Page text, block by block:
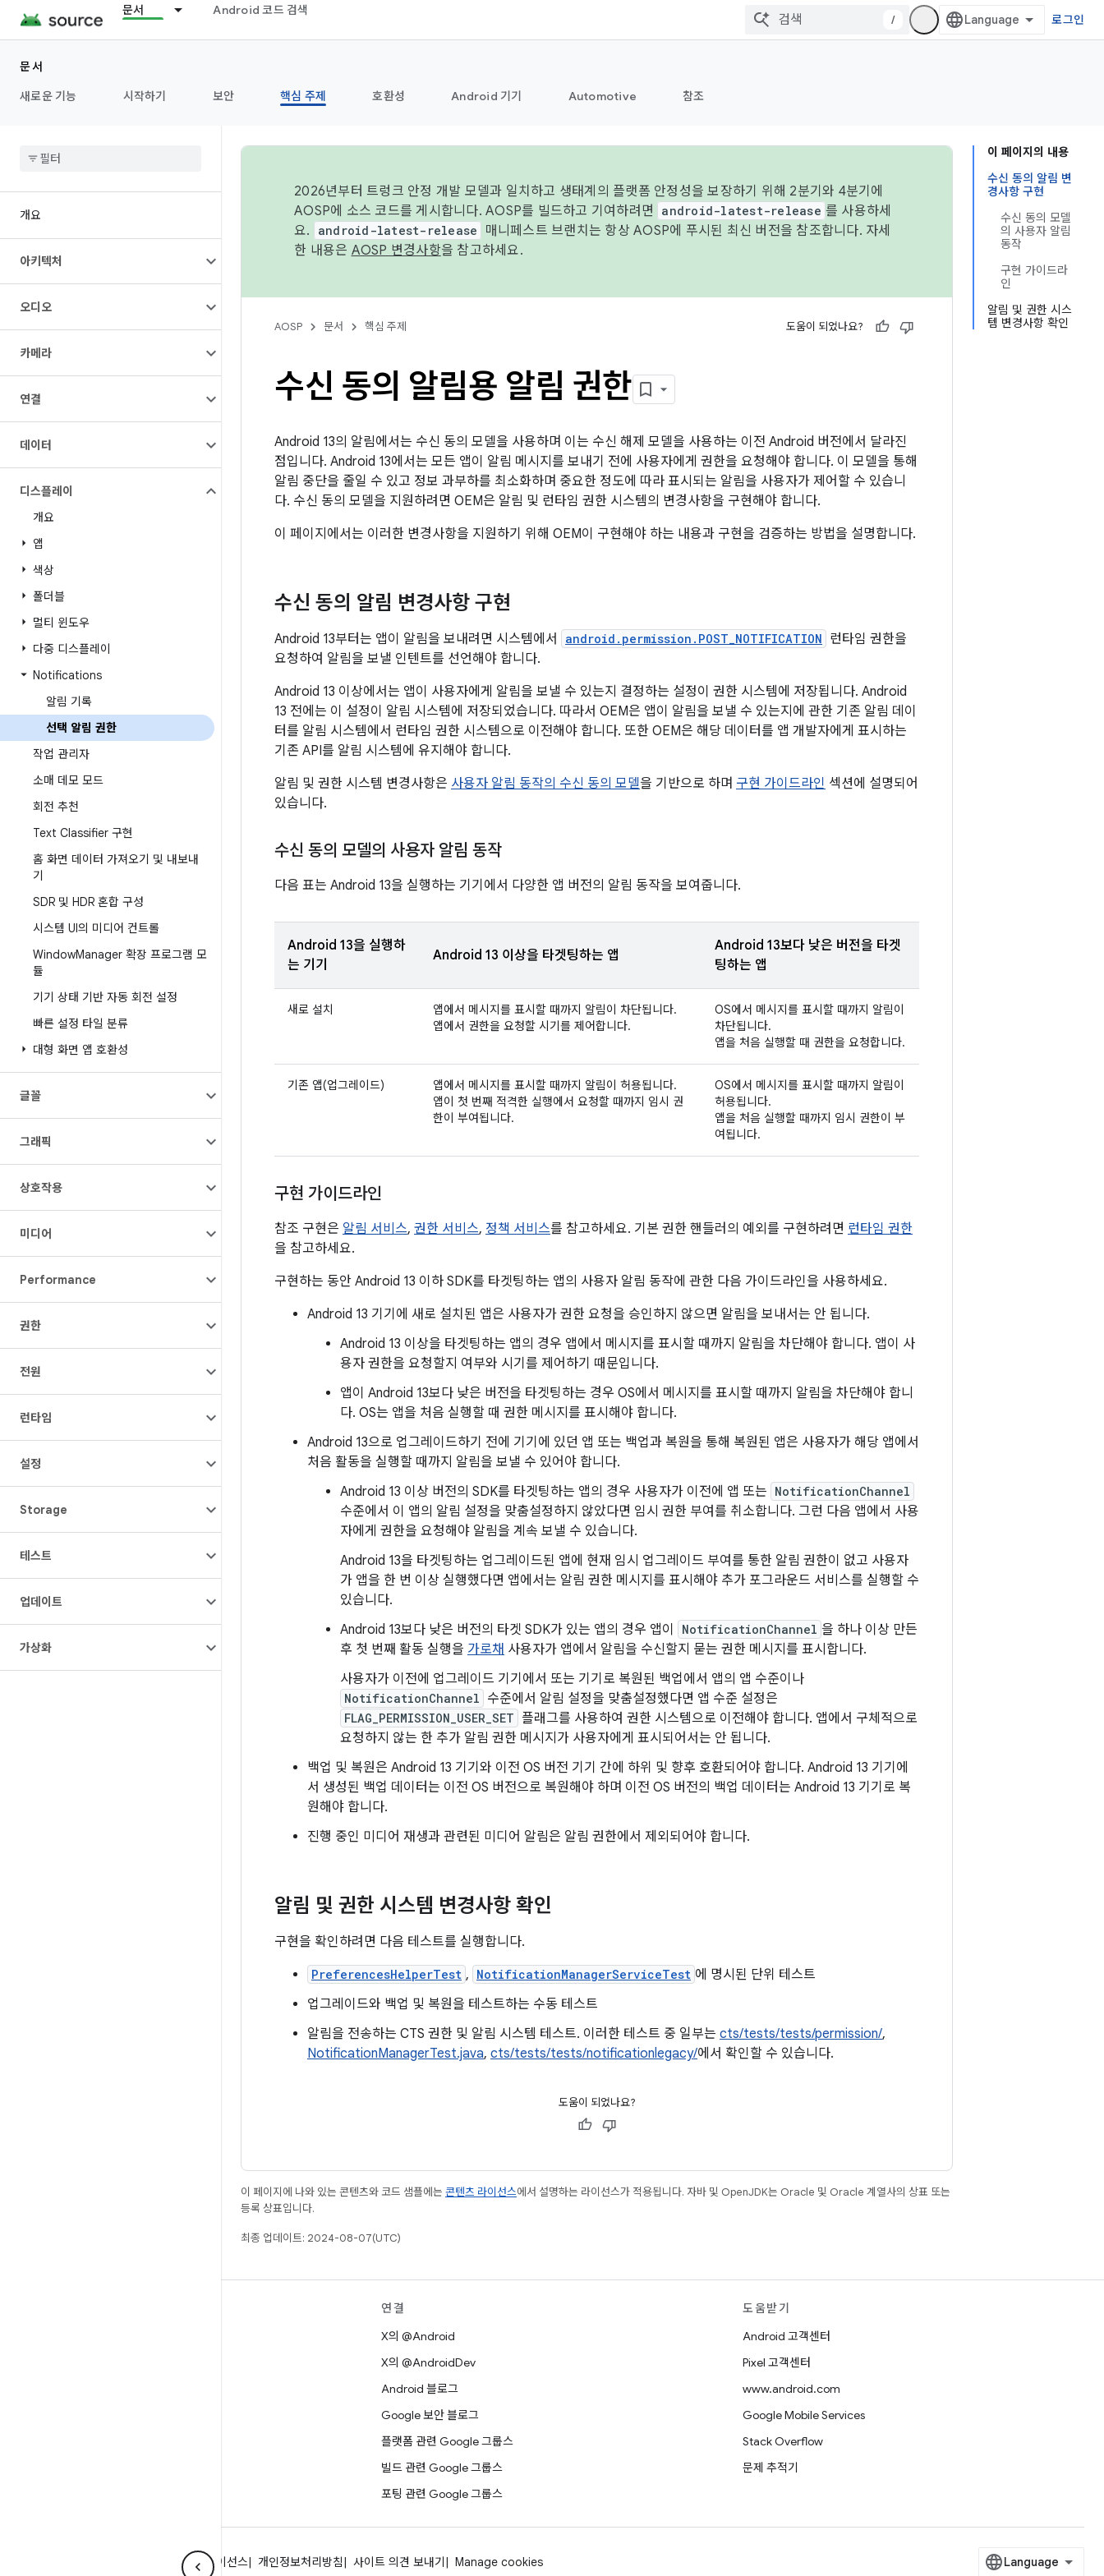
문서 Android 코드 검색
/ 로그인
문서
새로운 기능
시작하기 보안 핵심 주제 호환성 Android 기기 Automotive 참조
개요
아키텍처
오디오
카메라
연결
데이터
디스플레이
개요
앱
색상
폴더블
멀티 윈도우
다중 디스플레이
Notifications
알림 기록
선택 알림 권한
작업 관리자
소매 데모 모드
회전 추천
Text Classifier 구현
홈 화면 데이터 가져오기 및 내보내
기
SDR 및 HDR 혼합 구성
시스템 UI의 미디어 컨트롤
WindowManager 확장 프로그램 모
듈
기기 상태 기반 자동 회전 설정
빠른 설정 타일 분류
대형 화면 앱 호환성
글꼴
그래픽
상호작용
미디어
Performance
권한
전원
런타임
설정
Storage
테스트
업데이트
가상화
이 페이지의 내용
수신 동의 알림 변
경사항 구현
수신 동의 모델
의 사용자 알림
동작
구현 가이드라
인
알림 및 권한 시스
템 변경사항 확인
2026년부터 트렁크 안정 개발 모델과 일치하고 생태계의 플랫폼 안정성을 보장하기 위해 2분기와 4분기에
AOSP에 소스 코드를 게시합니다. AOSP를 빌드하고 기여하려면
android-latest-release 를 사용하세
요.
android-latest-release
매니페스트 브랜치는 항상 AOSP에 푸시된 최신 버전을 참조합니다. 자세
한 내용은 AOSP 변경사항을 참고하세요.
AOSP 문서 핵심 주제 도움이 되었나요?
수신 동의 알림용 알림 권한
Android 13의 알림에서는 수신 동의 모델을 사용하며 이는 수신 해제 모델을 사용하는 이전 Android 버전에서 달라진
점입니다. Android 13에서는 모든 앱이 알림 메시지를 보내기 전에 사용자에게 권한을 요청해야 합니다. 이 모델을 통해
알림 중단을 줄일 수 있고 정보 과부하를 최소화하며 중요한 정도에 따라 표시되는 알림을 사용자가 제어할 수 있습니
다. 수신 동의 모델을 지원하려면 OEM은 알림 및 런타임 권한 시스템의 변경사항을 구현해야 합니다.
이 페이지에서는 이러한 변경사항을 지원하기 위해 OEM이 구현해야 하는 내용과 구현을 검증하는 방법을 설명합니다.
수신 동의 알림 변경사항 구현
Android 13부터는 앱이 알림을 보내려면 시스템에서 android.permission.POST_NOTIFICATION 런타임 권한을
요청하여 알림을 보낼 인텐트를 선언해야 합니다.
Android 13 이상에서는 앱이 사용자에게 알림을 보낼 수 있는지 결정하는 설정이 권한 시스템에 저장됩니다. Android
13 전에는 이 설정이 알림 시스템에 저장되었습니다. 따라서 OEM은 앱이 알림을 보낼 수 있는지에 관한 기존 알림 데이
터를 알림 시스템에서 런타임 권한 시스템으로 이전해야 합니다. 또한 OEM은 해당 데이터를 앱 개발자에게 표시하는
기존 API를 알림 시스템에 유지해야 합니다.
알림 및 권한 시스템 변경사항은 사용자 알림 동작의 수신 동의 모델을 기반으로 하며 구현 가이드라인 섹션에 설명되어
있습니다.
수신 동의 모델의 사용자 알림 동작
다음 표는 Android 13을 실행하는 기기에서 다양한 앱 버전의 알림 동작을 보여줍니다.
Android 13을 실행하
는 기기
Android 13 이상을 타겟팅하는 앱
Android 13보다 낮은 버전을 타겟
팅하는 앱
새로 설치
앱에서 메시지를 표시할 때까지 알림이 차단됩니다.
앱에서 권한을 요청할 시기를 제어합니다.
OS에서 메시지를 표시할 때까지 알림이
차단됩니다.
앱을 처음 실행할 때 권한을 요청합니다.
기존 앱(업그레이드)
앱에서 메시지를 표시할 때까지 알림이 허용됩니다.
앱이 첫 번째 적격한 실행에서 요청할 때까지 임시 권
한이 부여됩니다.
OS에서 메시지를 표시할 때까지 알림이
허용됩니다.
앱을 처음 실행할 때까지 임시 권한이 부
여됩니다.
구현 가이드라인
참조 구현은 알림 서비스, 권한 서비스, 정책 서비스를 참고하세요. 기본 권한 핸들러의 예외를 구현하려면 런타임 권한
을 참고하세요.
구현하는 동안 Android 13 이하 SDK를 타겟팅하는 앱의 사용자 알림 동작에 관한 다음 가이드라인을 사용하세요.
Android 13 기기에 새로 설치된 앱은 사용자가 권한 요청을 승인하지 않으면 알림을 보내서는 안 됩니다.
Android 13 이상을 타겟팅하는 앱의 경우 앱에서 메시지를 표시할 때까지 알림을 차단해야 합니다. 앱이 사
용자 권한을 요청할지 여부와 시기를 제어하기 때문입니다.
앱이 Android 13보다 낮은 버전을 타겟팅하는 경우 OS에서 메시지를 표시할 때까지 알림을 차단해야 합니
다. OS는 앱을 처음 실행할 때 권한 메시지를 표시해야 합니다.
Android 13으로 업그레이드하기 전에 기기에 있던 앱 또는 백업과 복원을 통해 복원된 앱은 사용자가 해당 앱에서
처음 활동을 실행할 때까지 알림을 보낼 수 있어야 합니다.
Android 13 이상 버전의 SDK를 타겟팅하는 앱의 경우 사용자가 이전에 앱 또는 NotificationChannel
수준에서 이 앱의 알림 설정을 맞춤설정하지 않았다면 임시 권한 부여를 취소합니다. 그런 다음 앱에서 사용
자에게 권한을 요청해야 알림을 계속 보낼 수 있습니다.
Android 13을 타겟팅하는 업그레이드된 앱에 현재 임시 업그레이드 부여를 통한 알림 권한이 없고 사용자
가 앱을 한 번 이상 실행했다면 앱에서는 알림 권한 메시지를 표시해야 추가 포그라운드 서비스를 실행할 수
있습니다.
Android 13보다 낮은 버전의 타겟 SDK가 있는 앱의 경우 앱이
NotificationChannel 을 하나 이상 만든
후 첫 번째 활동 실행을 가로채 사용자가 앱에서 알림을 수신할지 묻는 권한 메시지를 표시합니다.
사용자가 이전에 업그레이드 기기에서 또는 기기로 복원된 백업에서 앱의 앱 수준이나
NotificationChannel 수준에서 알림 설정을 맞춤설정했다면 앱 수준 설정은
FLAG_PERMISSION_USER_SET 플래그를 사용하여 권한 시스템으로 이전해야 합니다. 앱에서 구체적으로
요청하지 않는 한 추가 알림 권한 메시지가 사용자에게 표시되어서는 안 됩니다.
백업 및 복원은 Android 13 기기와 이전 OS 버전 기기 간에 하위 및 향후 호환되어야 합니다. Android 13 기기에
서 생성된 백업 데이터는 이전 OS 버전으로 복원해야 하며 이전 OS 버전의 백업 데이터는 Android 13 기기로 복
원해야 합니다.
진행 중인 미디어 재생과 관련된 미디어 알림은 알림 권한에서 제외되어야 합니다.
알림 및 권한 시스템 변경사항 확인
구현을 확인하려면 다음 테스트를 실행합니다.
PreferencesHelperTest , NotificationManagerServiceTest 에 명시된 단위 테스트
업그레이드와 백업 및 복원을 테스트하는 수동 테스트
알림을 전송하는 CTS 권한 및 알림 시스템 테스트. 이러한 테스트 중 일부는 cts/tests/tests/permission/,
NotificationManagerTest.java, cts/tests/tests/notificationlegacy/에서 확인할 수 있습니다.
도움이 되었나요?
이 페이지에 나와 있는 콘텐츠와 코드 샘플에는 콘텐츠 라이선스에서 설명하는 라이선스가 적용됩니다. 자바 및 OpenJDK는 Oracle 및 Oracle 계열사의 상표 또는
등록 상표입니다.
최종 업데이트: 2024-08-07(UTC)
연결
X의 @Android
X의 @AndroidDev
Android 블로그
Google 보안 블로그
플랫폼 관련 Google 그룹스
빌드 관련 Google 그룹스
포팅 관련 Google 그룹스
도움받기
Android 고객센터
Pixel 고객센터
www.android.com
Google Mobile Services
Stack Overflow
문제 추적기
법률 조항 라이선스 개인정보처리방침 사이트 의견 보내기 Manage cookies